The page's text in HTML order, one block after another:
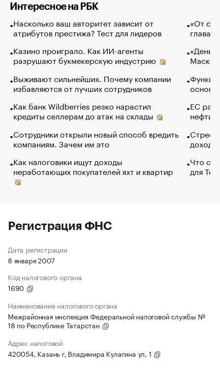
Интересное на РБК
Насколько ваш авторитет зависит от
атрибутов престижа? Тест для лидеров
Казино проиграло. Как ИИ-агенты
разрушают букмекерскую индустрию
Выживают сильнейших. Почему компании
избавляются от лучших сотрудников
Как банк Wildberries резко нарастил
кредиты селлерам до атак на склады
Сотрудники открыли новый способ вредить
компаниям. Зачем им это
Как налоговики ищут доходы
неработающих покупателей яхт и квартир
«От
глава
Маск в
основ
ЕС
нефти
Что
для
Регистрация ФНС
Дата регистрации
8 января 2007
Код налогового органа
1690
Наименование налогового органа
Межрайонная инспекция Федеральной налоговой службы №
18 по Республике Татарстан
Адрес налоговой
420054, Казань г, Владимира Кулагина ул, 1